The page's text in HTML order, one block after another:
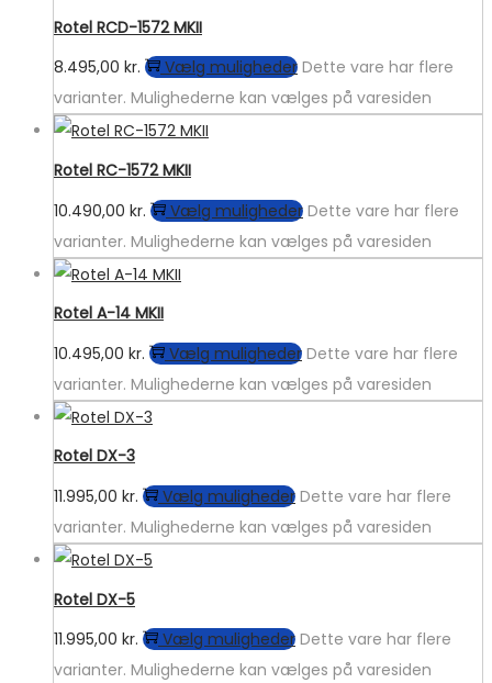
Rotel RCD-1572 MKII
8.495,00 kr. Vælg muligheder Dette vare har flere
varianter. Mulighederne kan vælges på varesiden
Rotel RC-1572 MKII
10.490,00 kr. Vælg muligheder Dette vare har flere
varianter. Mulighederne kan vælges på varesiden
Rotel A-14 MKII
10.495,00 kr. Vælg muligheder Dette vare har flere
varianter. Mulighederne kan vælges på varesiden
Rotel DX-3
11.995,00 kr. Vælg muligheder Dette vare har flere
varianter. Mulighederne kan vælges på varesiden
Rotel DX-5
11.995,00 kr. Vælg muligheder Dette vare har flere
varianter. Mulighederne kan vælges på varesiden